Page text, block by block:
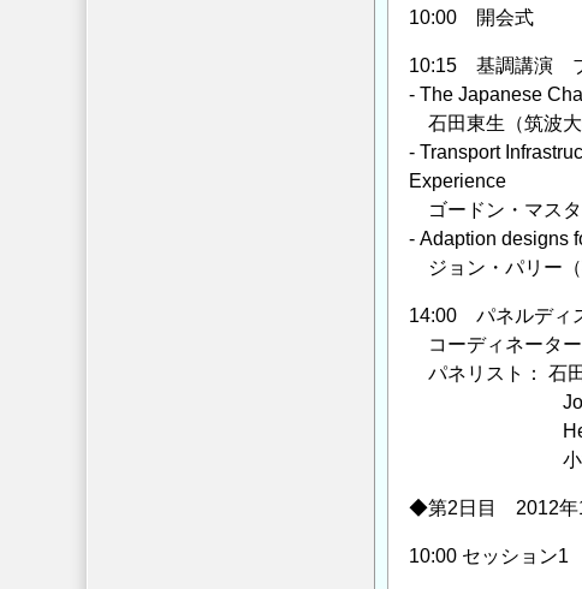
10:00 開会式
10:15 基調講演 ブ
- The Japanese
石田東生（筑波大
- Transport
Experience
ゴードン・マスタ
- Adaption designs
ジョン・パリー（
14:00 パネルディ
コーディネータ
パネリスト： 石
John
Helena
小池淳司
◆第2日目 2012年
10:00 セッション